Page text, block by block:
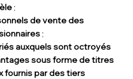
;
de vente des
;
auxquels sont octroyés
sous forme de titres
fournis par des tiers